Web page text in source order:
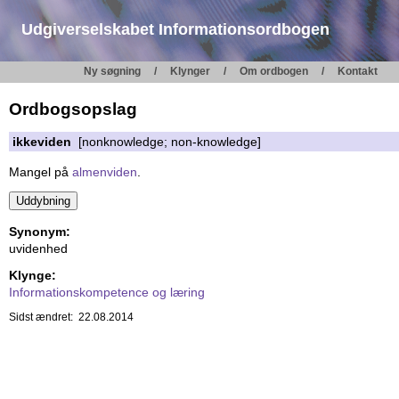
Udgiverselskabet Informationsordbogen
Ny søgning Klynger Om ordbogen Kontakt
Ordbogsopslag
ikkeviden [nonknowledge; non-knowledge]
Mangel på almenviden
Synonym:
uvidenhed
Klynge:
Informationskompetence og læring
Sidst ændret: 22.08.2014